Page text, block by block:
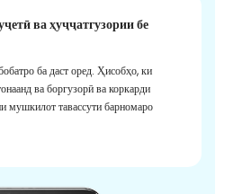
ва ҳуҷҷатгузории бе
ба даст оред. Ҳисобҳо, ки
ва боргузорӣ ва коркарди
мушкилот тавассути барномаро